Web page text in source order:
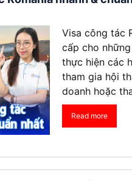
Visa công tác
cấp cho
thực hiện các
tham gia hội
doanh hoặc
Read more